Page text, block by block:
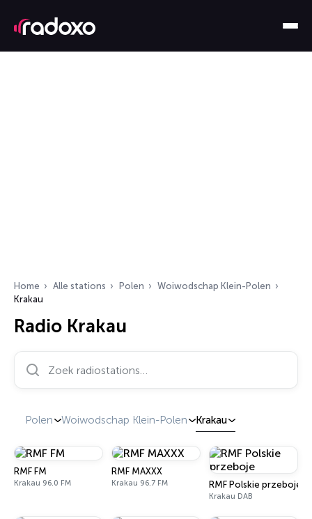
Home Alle stations Polen
Woiwodschap Klein-Polen
Krakau
Radio Krakau
Polen Woiwodschap Klein-Polen Krakau
RMF FM
Krakau 96.0 FM
RMF MAXXX
Krakau 96.7 FM RMF Polskie przeboje
Krakau DAB